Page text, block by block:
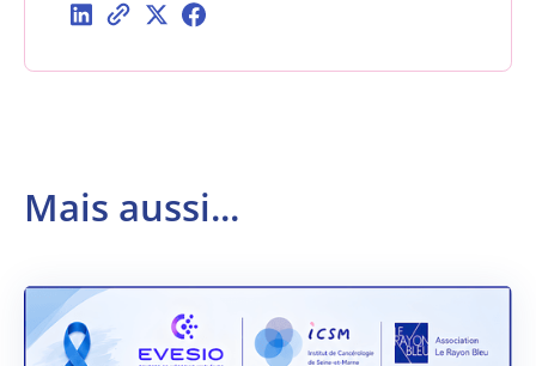
Mais aussi...